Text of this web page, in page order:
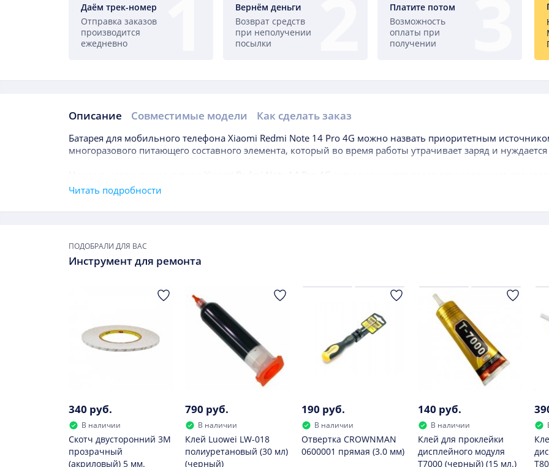
Даём трек-номер
Отправка заказов
производится
ежедневно
Вернём деньги
Возврат средств
при неполучении
посылки
Платите потом
Возможность
оплаты при
получении
Описание Совместимые модели Как сделать заказ
Описание
Батарея для мобильного телефона Xiaomi Redmi Note 14 Pro 4G можно назвать приоритетным
многоразового питающего составного элемента, который во время работы утрачивает заряд и
Xiaomi Redmi Note 14 Pro 4G
актуализируется после определенного
может возникнуть даже в течение года после покупки гаджета, когда аккумуляторная батарея,
Как правило, длительность службы батареи значительно меньше, чем самого аппарата.
подпитки.
он быстро утрачивает заряд;
сильно нагревается при зарядке;
В дальнейшем использовать такой элемент не следует.
Читать подробности
ПОДОБРАЛИ ДЛЯ ВАС
Инструмент для ремонта
340 руб.
В наличии
Скотч двусторонний 3M
прозрачный
(акриловый) 5 мм.
790 руб.
В наличии
Клей Luowei LW-018
полиуретановый (30 мл)
(черный)
190 руб.
В наличии
Отвертка CROWNMAN
0600001 прямая (3.0 мм)
140 руб.
В наличии
Клей для проклейки
дисплейного модуля
T7000 (черный) (15 мл.)